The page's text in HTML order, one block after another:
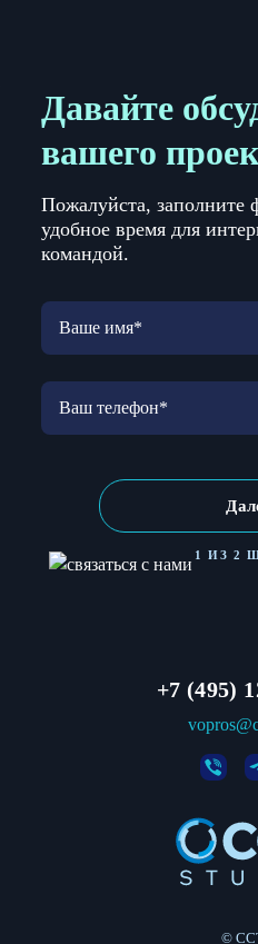
Давайте
вашего
Пожалуйста,
удобное время для
командой.
1 ИЗ 2
©
+7 (495)